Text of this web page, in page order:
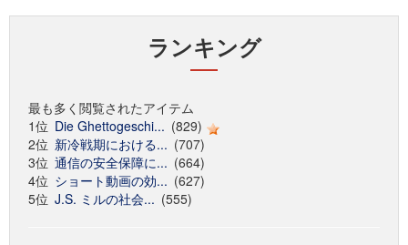
ランキング
最も多く閲覧されたアイテム
1位 Die Ghettogeschi... (829)
2位 新冷戦期における... (707)
3位 通信の安全保障に... (664)
4位 ショート動画の効... (627)
5位 J.S. ミルの社会... (555)